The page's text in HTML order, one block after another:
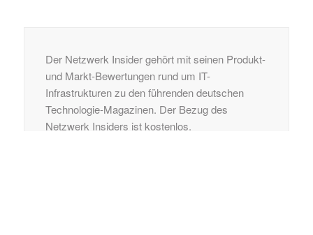
Der Netzwerk Insider gehört mit seinen Produkt-
und Markt-Bewertungen rund um IT-
Infrastrukturen zu den führenden deutschen
Technologie-Magazinen. Der Bezug des
Netzwerk Insiders ist kostenlos.